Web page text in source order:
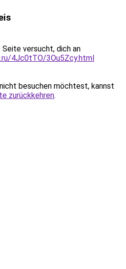
versucht, dich an
4Jc0tTO/3Ou5Zcy.html
besuchen möchtest, kannst
zurückkehren.